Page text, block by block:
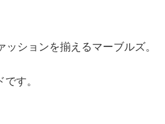
ションを揃えるマーブルズ。
す。